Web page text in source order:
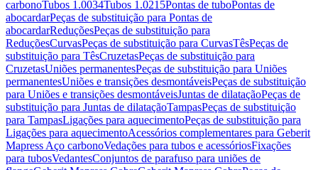
carbonoTubos 1.0034Tubos 1.0215Pontas de tuboPontas de
abocardarPeças de substituição para Pontas de
abocardarReduçõesPeças de substituição para
ReduçõesCurvasPeças de substituição para CurvasTêsPeças de
substituição para TêsCruzetasPeças de substituição para
CruzetasUniões permanentesPeças de substituição para Uniões
permanentesUniões e transições desmontáveisPeças de substituição
para Uniões e transições desmontáveisJuntas de dilataçãoPeças de
substituição para Juntas de dilataçãoTampasPeças de substituição
para TampasLigações para aquecimentoPeças de substituição para
Ligações para aquecimentoAcessórios complementares para Geberit
Mapress Aço carbonoVedações para tubos e acessóriosFixações
para tubosVedantesConjuntos de parafuso para uniões de